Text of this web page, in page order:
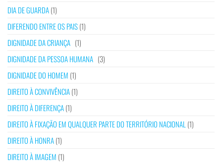
DIA DE GUARDA(1)
DIFERENDO ENTRE OS PAIS(1)
DIGNIDADE DA CRIANÇA (1)
DIGNIDADE DA PESSOA HUMANA (3)
DIGNIDADE DO HOMEM (1)
DIREITO À CONVIVÊNCIA(1)
DIREITO À DIFERENÇA(1)
DIREITO À FIXAÇÃO EM QUALQUER PARTE DO TERRITÓRIO NACIONAL (1)
DIREITO À HONRA(1)
DIREITO À IMAGEM (1)